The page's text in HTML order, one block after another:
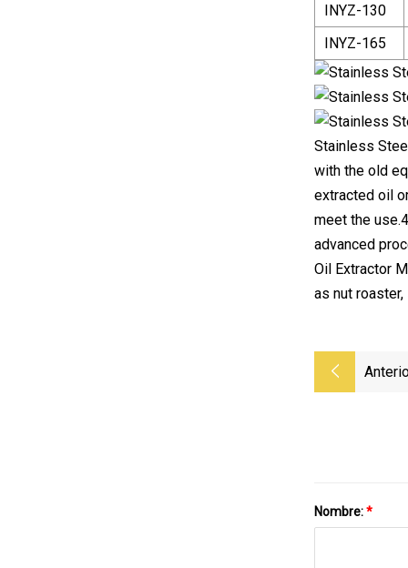
INYZ-130
INYZ-165
Stainless
with the old
extracted oil
meet the
advanced
Oil Extractor
as nut
Nombre:*